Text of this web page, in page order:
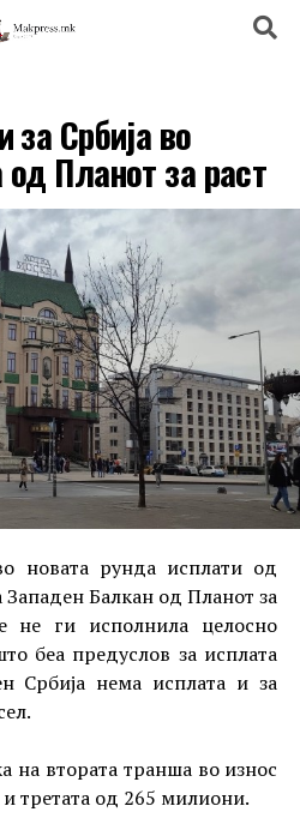
Србија во
Планот за раст
новата рунда исплати од
Западен Балкан од Планот за
не ги исполнила целосно
беа предуслов за исплата
Србија нема исплата и за
на втората транша во износ
третата од 265 милиони.